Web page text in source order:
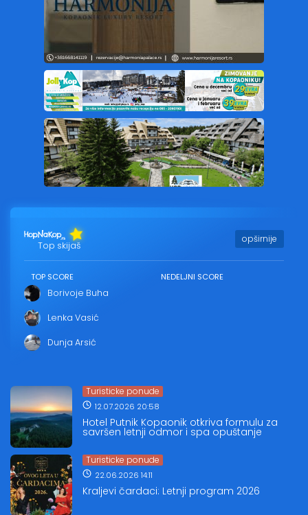
Top skijaš
opširnije
TOP SCORE
Borivoje Buha
Lenka Vasić
Dunja Arsić
NEDELJNI SCORE
Turisticke ponude
12.07.2026 20:58
Hotel Putnik Kopaonik otkriva formulu za
savršen letnji odmor i spa opuštanje
Turisticke ponude
22.06.2026 14:11
Kraljevi čardaci: Letnji program 2026